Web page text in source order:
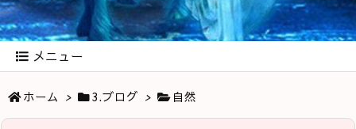
メニュー
ホーム > 3.ブログ > 自然